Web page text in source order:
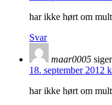
har ikke hørt om
Svar
maar0005
18. september 2012
har ikke hørt om